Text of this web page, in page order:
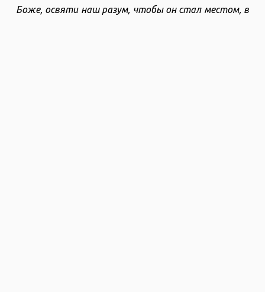
Боже, освяти наш разум, чтобы он стал местом, в